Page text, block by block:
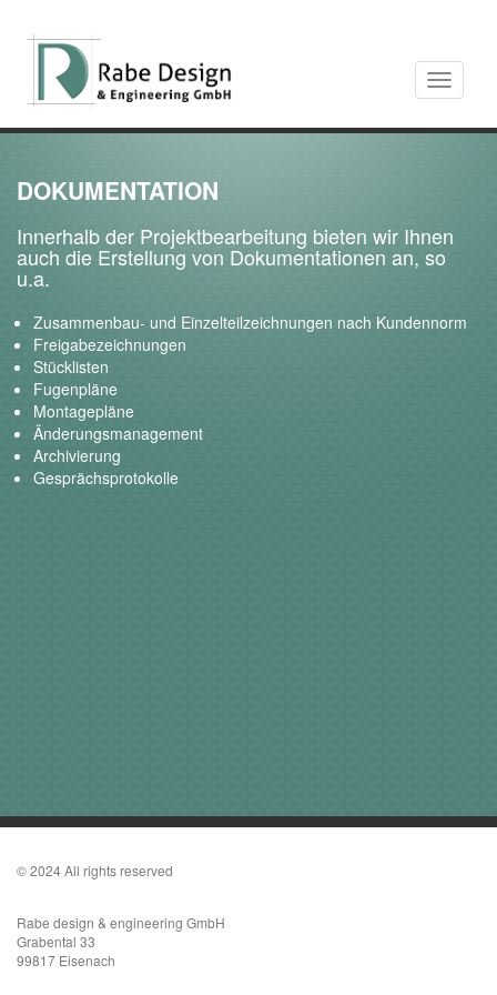
Toggle
DOKUMENTATION
Innerhalb der Projektbearbeitung bieten wir Ihnen
auch die Erstellung von Dokumentationen an, so
u.a.
Zusammenbau- und Einzelteilzeichnungen nach Kundennorm
Freigabezeichnungen
Stücklisten
Fugenpläne
Montagepläne
Änderungsmanagement
Archivierung
Gesprächsprotokolle
© 2024 All rights reserved
Rabe design & engineering GmbH
Grabental 33
99817 Eisenach